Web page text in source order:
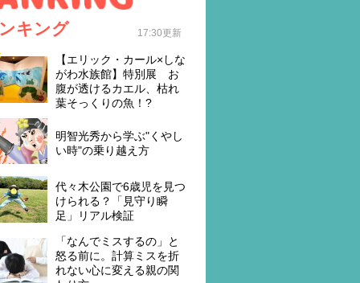
キング 17:30更新
【エリック・カール×しな
がわ水族館】特別展 お
腹が透けるカエル、枯れ
葉そっくりの魚！?
明智光秀から学ぶ"くやし
い時"の乗り越え方
代々木公園で6歳児を見つ
けられる？「見守り瞬
足」リアル検証
「なんでミスするの」と
怒る前に。計算ミスを折
れない心に変える親の関